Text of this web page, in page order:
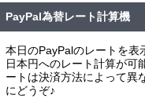
PayPal為替レート計算機
本日のPayPalのレートを表
日本円へのレート計算が可
ートは決済方法によって異
にどうぞ♪